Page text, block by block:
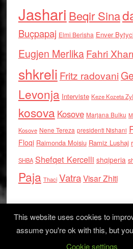
Jashari Beqir Sina
Buçpapaj Elmi Berisha Enver
Eugjen MerlikaFahri
shkreli Fritz radovani
Levonja Interviste Keze Kozeta
kosova Kosove Marjana Bulku
Kosove Nene Tereza presidenti Nishani
Floqi Raimonda Moisiu Ramiz Lushaj
SHBA Shefqet Kercelli shqiperia
Paja Thaci VatraVisar Zhiti
Log in
This website uses cookies to
assume you're ok with this, but
Cookie settings